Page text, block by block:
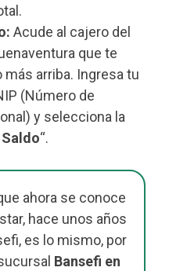
Acude al cajero del
que te
arriba. Ingresa tu
(Número de
y selecciona la
“.
ahora se conoce
hace unos años
es lo mismo, por
Bansefi en